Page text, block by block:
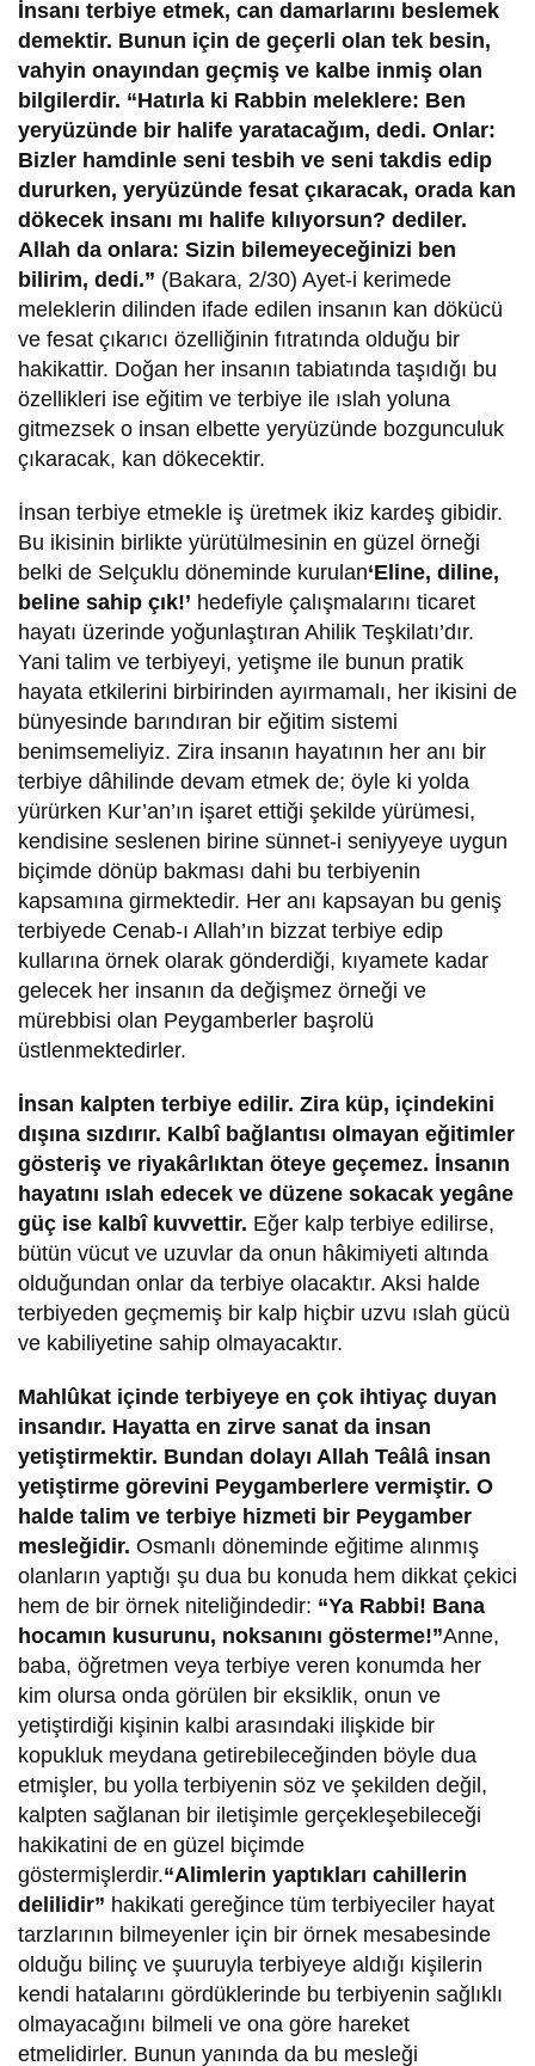
İnsanı terbiye etmek, can damarlarını beslemek
demektir. Bunun için de geçerli olan tek besin,
vahyin onayından geçmiş ve kalbe inmiş olan
bilgilerdir. “Hatırla ki Rabbin meleklere: Ben
yeryüzünde bir halife yaratacağım, dedi. Onlar:
Bizler hamdinle seni tesbih ve seni takdis edip
dururken, yeryüzünde fesat çıkaracak, orada kan
dökecek insanı mı halife kılıyorsun? dediler.
Allah da onlara: Sizin bilemeyeceğinizi ben
bilirim, dedi.” (Bakara, 2/30) Ayet-i kerimede
meleklerin dilinden ifade edilen insanın kan dökücü
ve fesat çıkarıcı özelliğinin fıtratında olduğu bir
hakikattir. Doğan her insanın tabiatında taşıdığı bu
özellikleri ise eğitim ve terbiye ile ıslah yoluna
gitmezsek o insan elbette yeryüzünde bozgunculuk
çıkaracak, kan dökecektir.
İnsan terbiye etmekle iş üretmek ikiz kardeş gibidir.
Bu ikisinin birlikte yürütülmesinin en güzel örneği
belki de Selçuklu döneminde kurulan‘Eline, diline,
beline sahip çık!’ hedefiyle çalışmalarını ticaret
hayatı üzerinde yoğunlaştıran Ahilik Teşkilatı’dır.
Yani talim ve terbiyeyi, yetişme ile bunun pratik
hayata etkilerini birbirinden ayırmamalı, her ikisini de
bünyesinde barındıran bir eğitim sistemi
benimsemeliyiz. Zira insanın hayatının her anı bir
terbiye dâhilinde devam etmek de; öyle ki yolda
yürürken Kur’an’ın işaret ettiği şekilde yürümesi,
kendisine seslenen birine sünnet-i seniyyeye uygun
biçimde dönüp bakması dahi bu terbiyenin
kapsamına girmektedir. Her anı kapsayan bu geniş
terbiyede Cenab-ı Allah’ın bizzat terbiye edip
kullarına örnek olarak gönderdiği, kıyamete kadar
gelecek her insanın da değişmez örneği ve
mürebbisi olan Peygamberler başrolü
üstlenmektedirler.
İnsan kalpten terbiye edilir. Zira küp, içindekini
dışına sızdırır. Kalbî bağlantısı olmayan eğitimler
gösteriş ve riyakârlıktan öteye geçemez. İnsanın
hayatını ıslah edecek ve düzene sokacak yegâne
güç ise kalbî kuvvettir. Eğer kalp terbiye edilirse,
bütün vücut ve uzuvlar da onun hâkimiyeti altında
olduğundan onlar da terbiye olacaktır. Aksi halde
terbiyeden geçmemiş bir kalp hiçbir uzvu ıslah gücü
ve kabiliyetine sahip olmayacaktır.
Mahlûkat içinde terbiyeye en çok ihtiyaç duyan
insandır. Hayatta en zirve sanat da insan
yetiştirmektir. Bundan dolayı Allah Teâlâ insan
yetiştirme görevini Peygamberlere vermiştir. O
halde talim ve terbiye hizmeti bir Peygamber
mesleğidir. Osmanlı döneminde eğitime alınmış
olanların yaptığı şu dua bu konuda hem dikkat çekici
hem de bir örnek niteliğindedir: “Ya Rabbi! Bana
hocamın kusurunu, noksanını gösterme!”Anne,
baba, öğretmen veya terbiye veren konumda her
kim olursa onda görülen bir eksiklik, onun ve
yetiştirdiği kişinin kalbi arasındaki ilişkide bir
kopukluk meydana getirebileceğinden böyle dua
etmişler, bu yolla terbiyenin söz ve şekilden değil,
kalpten sağlanan bir iletişimle gerçekleşebileceği
hakikatini de en güzel biçimde
göstermişlerdir.“Alimlerin yaptıkları cahillerin
delilidir” hakikati gereğince tüm terbiyeciler hayat
tarzlarının bilmeyenler için bir örnek mesabesinde
olduğu bilinç ve şuuruyla terbiyeye aldığı kişilerin
kendi hatalarını gördüklerinde bu terbiyenin sağlıklı
olmayacağını bilmeli ve ona göre hareket
etmelidirler. Bunun yanında da bu mesleği